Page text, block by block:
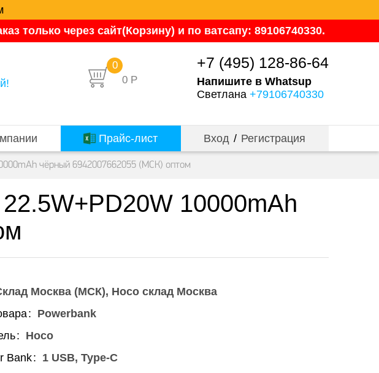
через сайт(Корзину) и по ватсапу: 89106740330.
0 Р
0 +7 (495) 128-86-64
Напишите в Whatsup
Светлана +79106740330
Прайс-лист Вход / Регистрация
чёрный 6942007662055 (МСК) оптом
10000mAh
Москва (МСК) Hoco склад Москва
Powerbank
Hoco
Bank
1 USB, Type-C